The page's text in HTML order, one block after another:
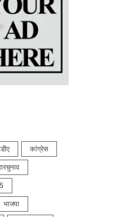
कांग्रेस
भाजपा